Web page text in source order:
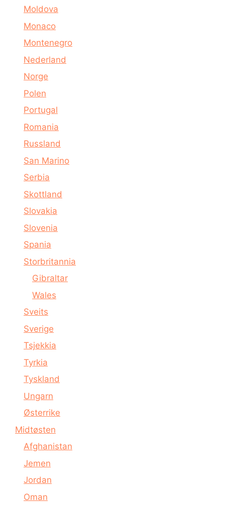
Moldova
Monaco
Montenegro
Nederland
Norge
Polen
Portugal
Romania
Russland
San Marino
Serbia
Skottland
Slovakia
Slovenia
Spania
Storbritannia
Gibraltar
Wales
Sveits
Sverige
Tsjekkia
Tyrkia
Tyskland
Ungarn
Østerrike
Midtøsten
Afghanistan
Jemen
Jordan
Oman